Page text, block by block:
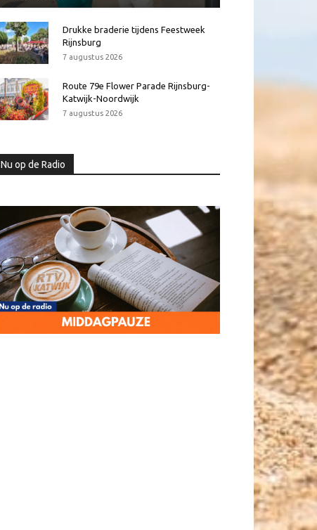
Drukke braderie tijdens Feestweek
Rijnsburg
7 augustus 2026
Route 79e Flower Parade Rijnsburg-
Katwijk-Noordwijk
7 augustus 2026
Nu op de Radio